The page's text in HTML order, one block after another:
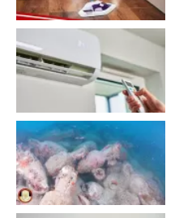
RECENSIONI